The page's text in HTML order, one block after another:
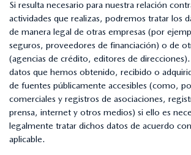
Si resulta necesario para nuestra relación
actividades que realizas, podremos tratar los
de manera legal de otras empresas (por
seguros, proveedores de financiación) o de
(agencias de crédito, editores de
datos que hemos obtenido, recibido o
de fuentes públicamente accesibles (como,
comerciales y registros de asociaciones,
prensa, internet y otros medios) si ello es
legalmente tratar dichos datos de acuerdo
aplicable.